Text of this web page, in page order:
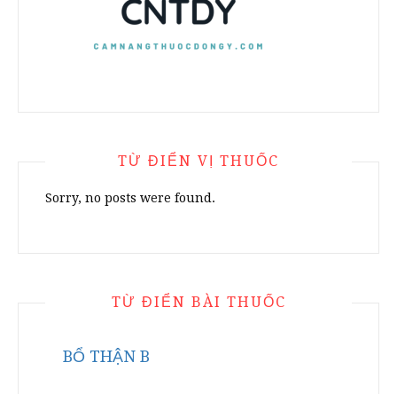
TỪ ĐIỂN VỊ THUỐC
Sorry, no posts were found.
TỪ ĐIỂN BÀI THUỐC
BỔ THẬN B